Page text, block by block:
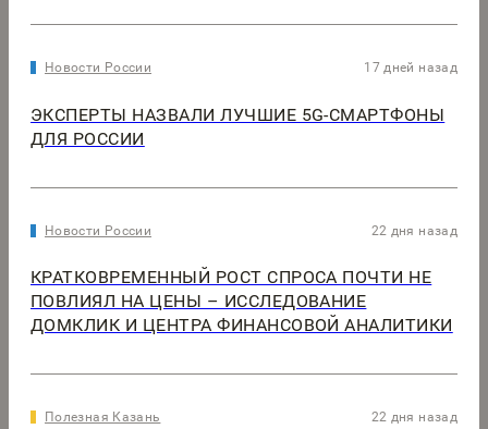
Новости России 17 дней назад
ЭКСПЕРТЫ НАЗВАЛИ ЛУЧШИЕ 5G-СМАРТФОНЫ
ДЛЯ РОССИИ
Новости России 22 дня назад
КРАТКОВРЕМЕННЫЙ РОСТ СПРОСА ПОЧТИ НЕ
ПОВЛИЯЛ НА ЦЕНЫ – ИССЛЕДОВАНИЕ
ДОМКЛИК И ЦЕНТРА ФИНАНСОВОЙ АНАЛИТИКИ
Полезная Казань 22 дня назад